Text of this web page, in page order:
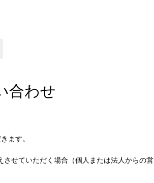
合わせ
ます。
せていただく場合（個人または法人からの営